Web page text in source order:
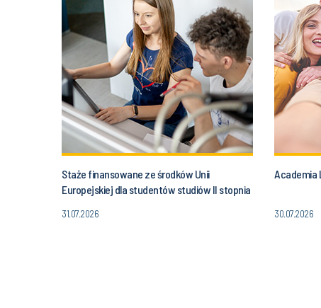
Staże finansowane ze środków Unii
Europejskiej dla studentów studiów II stopnia
31.07.2026
Academia
30.07.2026